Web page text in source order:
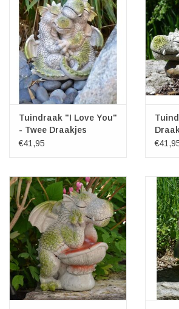
Giftware & Lifestyle &
Collectables
Bezoek ons
Nieuw
Aanbiedingen
Tuindraak "I Love You"
- Twee Draakjes
Knuffelend 22cm
€41,95
Rots